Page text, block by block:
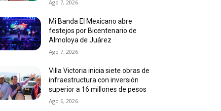
Ago 7, 2026
Mi Banda El Mexicano abre
festejos por Bicentenario de
Almoloya de Juárez
Ago 7, 2026
Villa Victoria inicia siete obras de
infraestructura con inversión
superior a 16 millones de pesos
Ago 6, 2026